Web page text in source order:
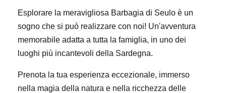
Esplorare la meravigliosa Barbagia di Seulo è un
sogno che si può realizzare con noi! Un'avventura
memorabile adatta a tutta la famiglia, in uno dei
luoghi più incantevoli della Sardegna.
Prenota la tua esperienza eccezionale, immerso
nella magia della natura e nella ricchezza delle